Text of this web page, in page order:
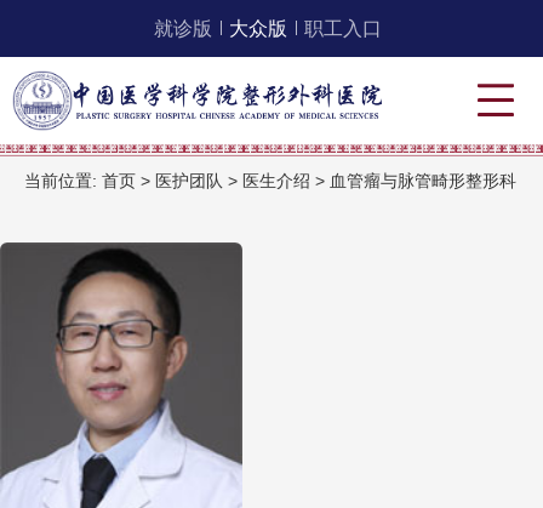
就诊版 大众版 职工入口
当前位置: 首页 > 医护团队 > 医生介绍 > 血管瘤与脉管畸形整形科